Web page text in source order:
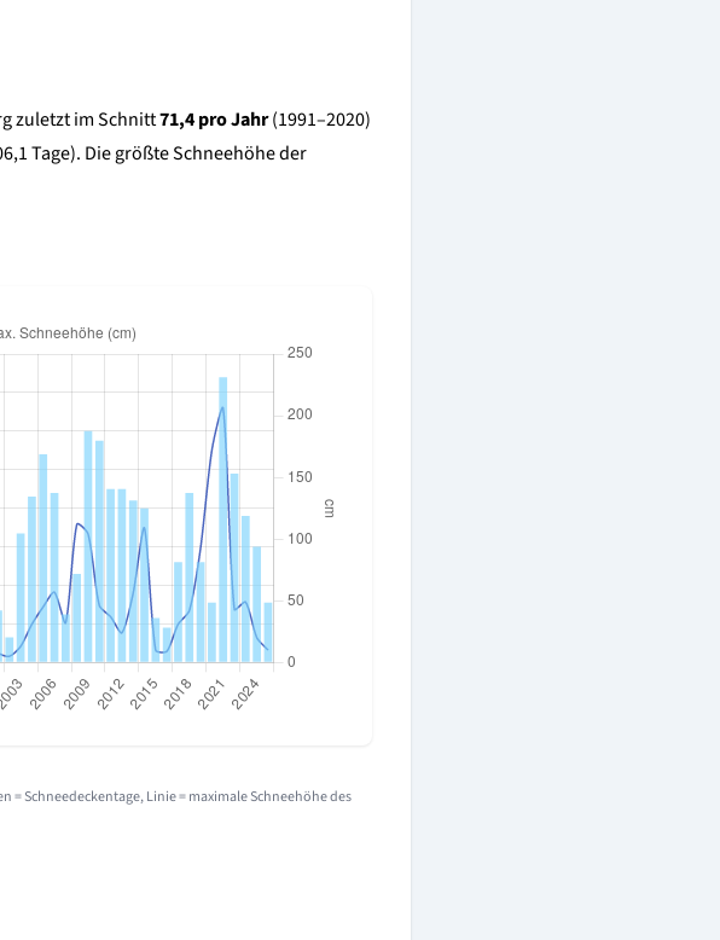
zuletzt im Schnitt71,4 pro Jahr(1991–2020)
Tage). Die größte Schneehöhe der
= Schneedeckentage, Linie = maximale Schneehöhe des